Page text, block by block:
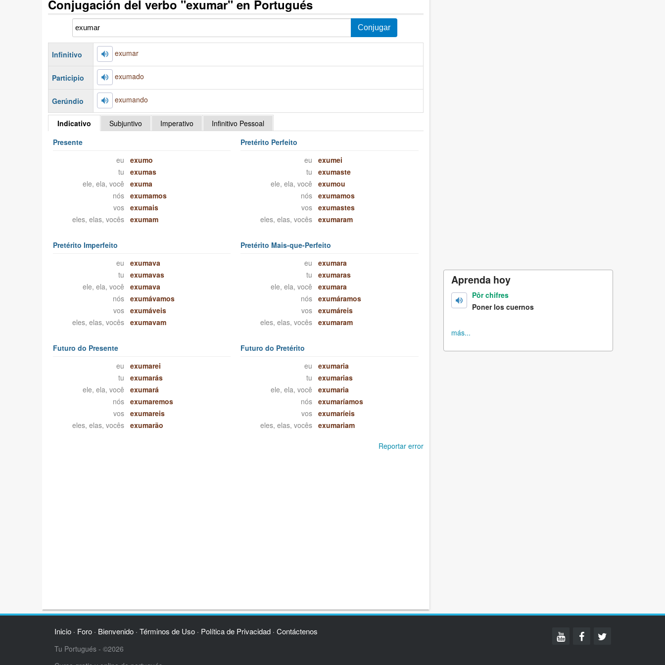
Conjugación del verbo "exumar" en Portugués
Infinitivo exumar
Participio exumado
Gerúndio exumando
Indicativo Subjuntivo Imperativo
Infinitivo Pessoal
Presente
eu
exumo
tu
exumas
ele, ela, você
exuma
nós
exumamos
vos
exumais
eles, elas, vocês
exumam
Pretérito Perfeito
eu
exumei
tu
exumaste
ele, ela, você
exumou
nós
exumamos
vos
exumastes
eles, elas, vocês
exumaram
Pretérito Imperfeito
eu
exumava
tu
exumavas
ele, ela, você
exumava
nós
exumávamos
vos
exumáveis
eles, elas, vocês
exumavam
Pretérito Mais-que-Perfeito
eu
exumara
tu
exumaras
ele, ela, você
exumara
nós
exumáramos
vos
exumáreis
eles, elas, vocês
exumaram
Futuro do Presente
eu
exumarei
tu
exumarás
ele, ela, você
exumará
nós
exumaremos
vos
exumareis
eles, elas, vocês
exumarão
Futuro do Pretérito
eu
exumaria
tu
exumarias
ele, ela, você
exumaria
nós
exumaríamos
vos
exumaríeis
eles, elas, vocês
exumariam
Reportar error
Aprenda hoy
Pôr chifres
Poner los cuernos
más...
Inicio· Foro· Bienvenido· Términos de Uso· Política de Privacidad· Contáctenos
Tu Portugués - ©2026